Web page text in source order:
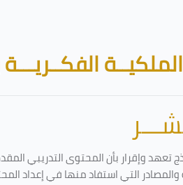
وإقرار بأن المحتوى التدريبي
والمصادر التي استفاد منها في إعداد